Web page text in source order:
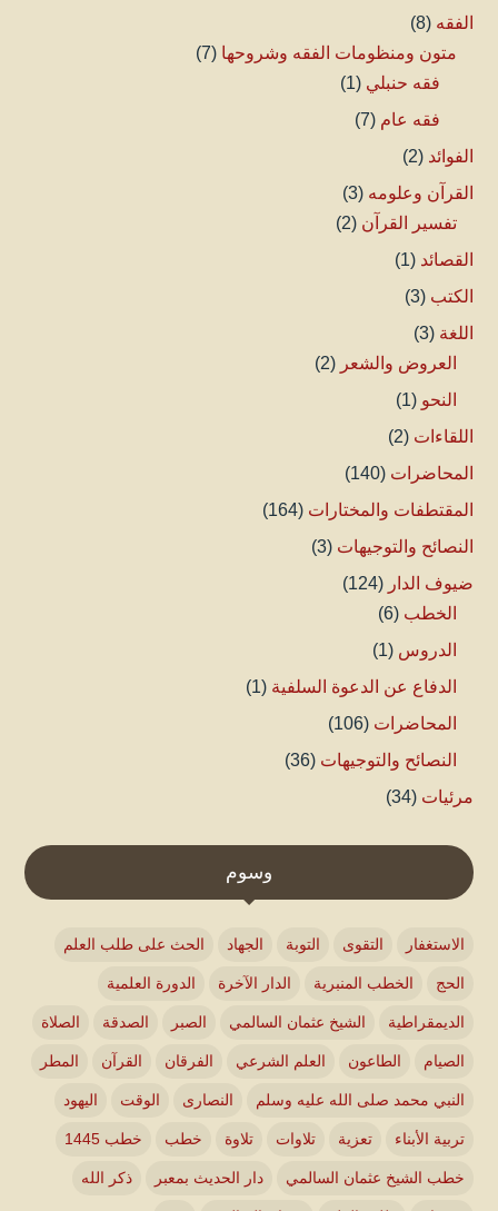
الفقه (8)
متون ومنظومات الفقه وشروحها (7)
فقه حنبلي (1)
فقه عام (7)
الفوائد (2)
القرآن وعلومه (3)
تفسير القرآن (2)
القصائد (1)
الكتب (3)
اللغة (3)
العروض والشعر (2)
النحو (1)
اللقاءات (2)
المحاضرات (140)
المقتطفات والمختارات (164)
النصائح والتوجيهات (3)
ضيوف الدار (124)
الخطب (6)
الدروس (1)
الدفاع عن الدعوة السلفية (1)
المحاضرات (106)
النصائح والتوجيهات (36)
مرئيات (34)
وسوم
الاستغفار التقوى التوبة الجهاد الحث على طلب العلم
الحج الخطب المنبرية الدار الآخرة الدورة العلمية
الديمقراطية الشيخ عثمان السالمي الصبر الصدقة الصلاة
الصيام الطاعون العلم الشرعي الفرقان القرآن المطر
النبي محمد صلى الله عليه وسلم النصارى الوقت اليهود
تربية الأبناء تعزية تلاوات تلاوة خطب خطب 1445
خطب الشيخ عثمان السالمي دار الحديث بمعبر ذكر الله